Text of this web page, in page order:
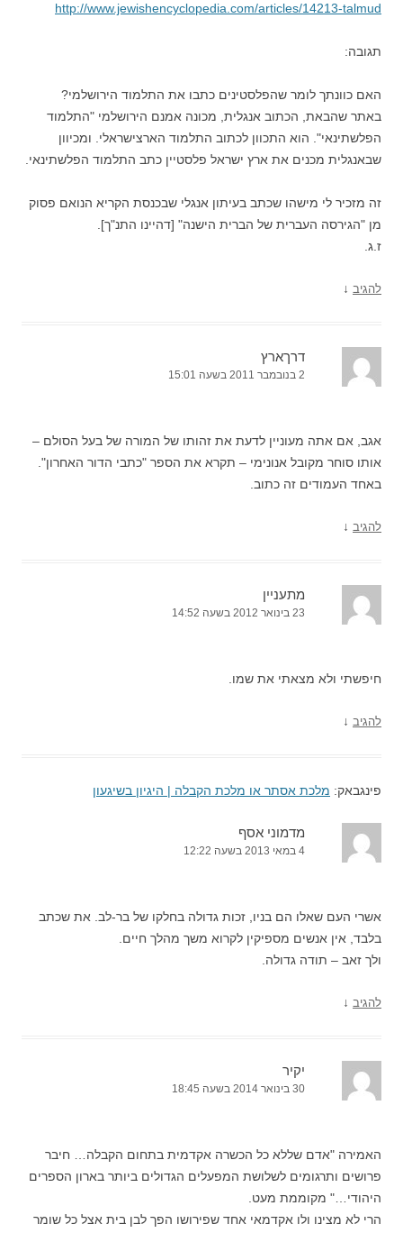
http://www.jewishencyclopedia.com/articles/14213-talmud
תגובה:
האם כוונתך לומר שהפלסטינים כתבו את התלמוד הירושלמי?
באתר שהבאת, הכתוב אנגלית, מכונה אמנם הירושלמי "התלמוד
הפלשתינאי". הוא התכוון לכתוב התלמוד הארצישראלי. ומכיוון
שבאנגלית מכנים את ארץ ישראל פלסטיין כתב התלמוד הפלשתינאי.
זה מזכיר לי מישהו שכתב בעיתון אנגלי שבכנסת הקריא הנואם פסוק
מן "הגירסה העברית של הברית הישנה" [דהיינו התנ"ך].
ז.ג.
להגיב ↓
דרךארץ
2 בנובמבר 2011 בשעה 15:01
אגב, אם אתה מעוניין לדעת את זהותו של המורה של בעל הסולם –
אותו סוחר מקובל אנונימי – תקרא את הספר "כתבי הדור האחרון".
באחד העמודים זה כתוב.
להגיב ↓
מתעניין
23 בינואר 2012 בשעה 14:52
חיפשתי ולא מצאתי את שמו.
להגיב ↓
פינגבאק: מלכת אסתר או מלכת הקבלה | היגיון בשיגעון
מדמוני אסף
4 במאי 2013 בשעה 12:22
אשרי העם שאלו הם בניו, זכות גדולה בחלקו של בר-לב. את שכתב
בלבד, אין אנשים מספיקין לקרוא משך מהלך חיים.
ולך זאב – תודה גדולה.
להגיב ↓
יקיר
30 בינואר 2014 בשעה 18:45
האמירה "אדם שללא כל הכשרה אקדמית בתחום הקבלה… חיבר
פרושים ותרגומים לשלושת המפעלים הגדולים ביותר בארון הספרים
היהודי…" מקוממת מעט.
הרי לא מצינו ולו אקדמאי אחד שפירושו הפך לבן בית אצל כל שומר